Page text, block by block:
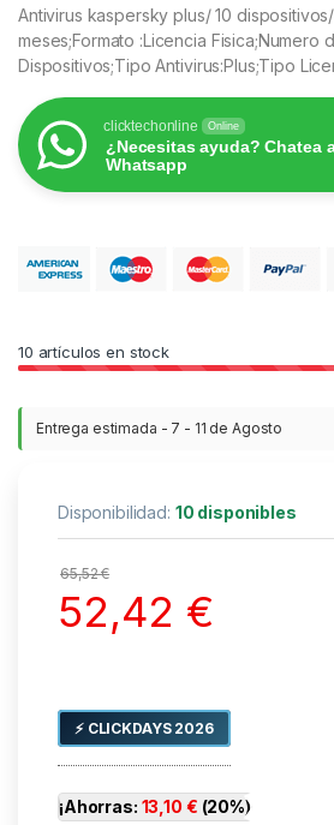
Antivirus kaspersky plus/ 10 dispositivos/
meses;Formato :Licencia Fisica;Numero
Dispositivos;Tipo Antivirus:Plus;Tipo
clicktechonline Online
¿Necesitas ayuda? Chatea
Whatsapp
10 artículos en stock
Entrega estimada - 7 - 11 de Agosto
Disponibilidad: 10 disponibles
65,52€
52,42 €
⚡ CLICKDAYS 2026
¡Ahorras: 13,10 € (20%)